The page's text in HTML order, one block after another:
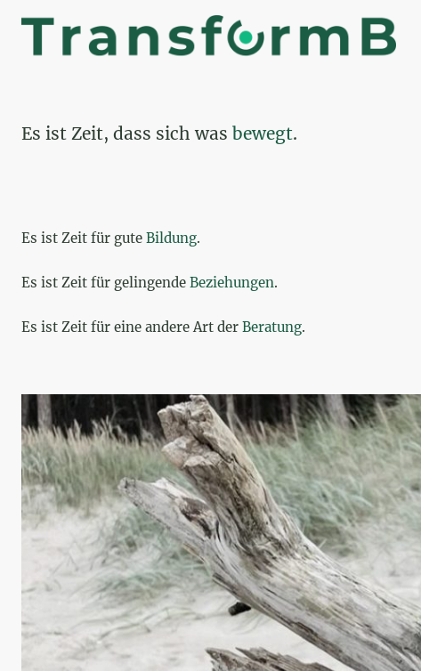
Es ist Zeit, dass sich was bewegt.
Es ist Zeit für gute Bildung.
Es ist Zeit für gelingende Beziehungen.
Es ist Zeit für eine andere Art der Beratung.